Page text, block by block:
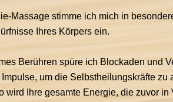
Massage stimme ich mich in
Ihres Körpers ein.
Berühren spüre ich Blockaden und
um die Selbstheilungskräfte
wird Ihre gesamte Energie, die zuvor